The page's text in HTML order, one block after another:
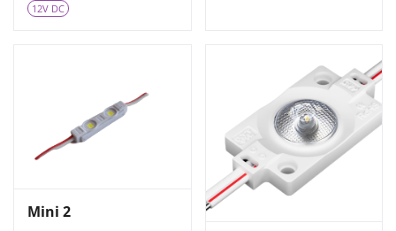
12V DC
Mini 2